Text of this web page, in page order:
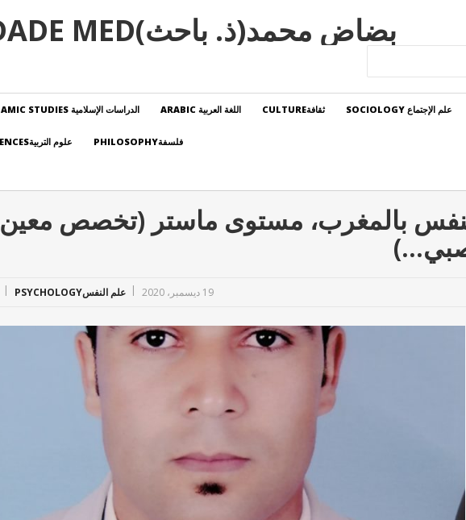
بضاض محمد(ذ. باحث)PR.BADADE MED
الدراسات الإسلامية ISLAMIC STUDIES اللغة العربية ARABIC ثقافةCULTURE علم الإجتماع SOCIOLOGY
علوم التربيةEDUCATIONAL SCIENCES فلسفةPHILOSOPHY
بالمغرب، مستوى ماستر (تخصص معين
علم النفسPSYCHOLOGY 19 ديسمبر، 2020